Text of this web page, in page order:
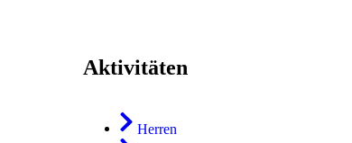
Aktivitäten
Herren